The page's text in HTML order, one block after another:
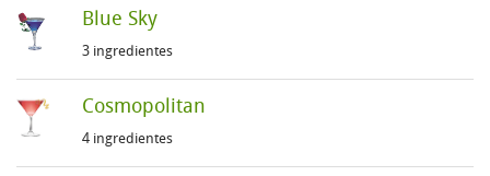
Blue Sky
3 ingredientes
Cosmopolitan
4 ingredientes